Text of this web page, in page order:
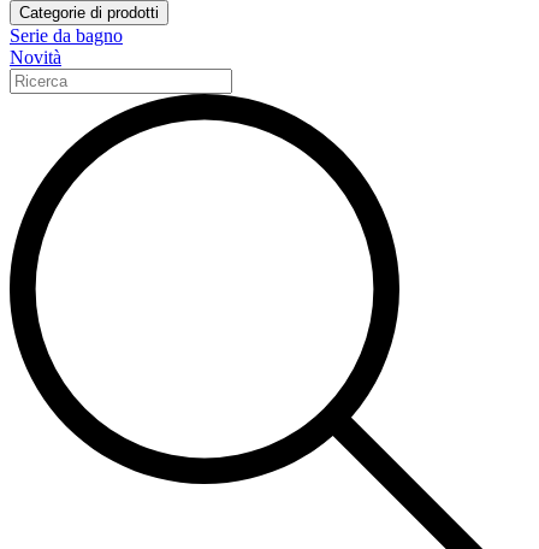
Categorie di prodotti
Serie da bagno
Novità